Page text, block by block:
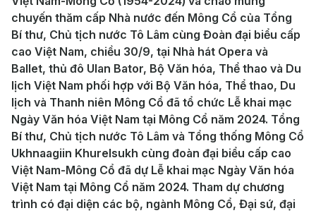
chuyến thăm cấp Nhà nước đến Mông Cổ của Tổng
Bí thư, Chủ tịch nước Tô Lâm cùng Đoàn đại biểu cấp
cao Việt Nam, chiều 30/9, tại Nhà hát Opera và
Ballet, thủ đô Ulan Bator, Bộ Văn hóa, Thể thao và Du
lịch Việt Nam phối hợp với Bộ Văn hóa, Thể thao, Du
lịch và Thanh niên Mông Cổ đã tổ chức Lễ khai mạc
Ngày Văn hóa Việt Nam tại Mông Cổ năm 2024. Tổng
Bí thư, Chủ tịch nước Tô Lâm và Tổng thống Mông Cổ
Ukhnaagiin Khurelsukh cùng đoàn đại biểu cấp cao
Việt Nam-Mông Cổ đã dự Lễ khai mạc Ngày Văn hóa
Việt Nam tại Mông Cổ năm 2024. Tham dự chương
trình có đại diện các bộ, ngành Mông Cổ, Đại sứ, đại